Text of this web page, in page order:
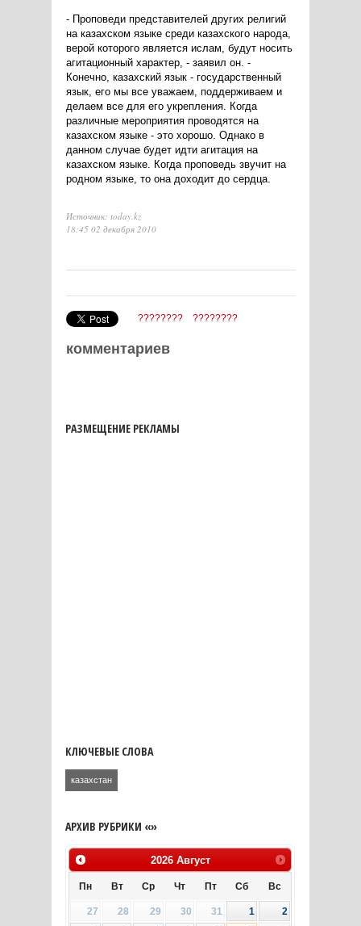
- Проповеди представителей других религий
на казахском языке среди казахского народа,
верой которого является ислам, будут носить
агитационный характер, - заявил он. -
Конечно, казахский язык - государственный
язык, его мы все уважаем, поддерживаем и
делаем все для его укрепления. Когда
различные мероприятия проводятся на
казахском языке - это хорошо. Однако в
данном случае будет идти агитация на
казахском языке. Когда проповедь звучит на
родном языке, то она доходит до сердца.
Источник: today.kz
18:45 02 декабря 2010
???????? ????????
комментариев
РАЗМЕЩЕНИЕ РЕКЛАМЫ
КЛЮЧЕВЫЕ СЛОВА
казахстан
АРХИВ РУБРИКИ «»
2026 Август
Пн Вт Ср Чт Пт Сб Вс
27 28 29 30 31 1
2